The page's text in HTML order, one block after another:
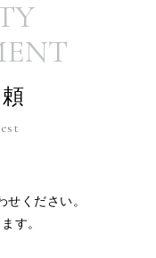
ください。
す。